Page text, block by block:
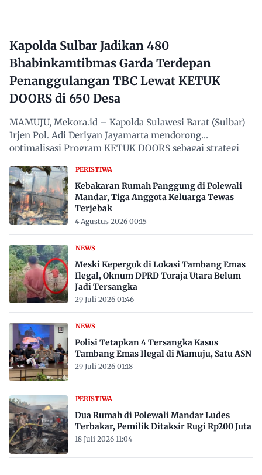
Kapolda Sulbar Jadikan 480
Bhabinkamtibmas Garda Terdepan
Penanggulangan TBC Lewat KETUK
DOORS di 650 Desa
MAMUJU, Mekora.id – Kapolda Sulawesi Barat (Sulbar)
Irjen Pol. Adi Deriyan Jayamarta mendorong
optimalisasi Program KETUK DOORS sebagai strategi
PERISTIWA
Kebakaran Rumah Panggung di Polewali
Mandar, Tiga Anggota Keluarga Tewas
Terjebak
4 Agustus 2026 00:15
NEWS
Meski Kepergok di Lokasi Tambang Emas
Ilegal, Oknum DPRD Toraja Utara Belum
Jadi Tersangka
29 Juli 2026 01:46
NEWS
Polisi Tetapkan 4 Tersangka Kasus
Tambang Emas Ilegal di Mamuju, Satu ASN
29 Juli 2026 01:18
PERISTIWA
Dua Rumah di Polewali Mandar Ludes
Terbakar, Pemilik Ditaksir Rugi Rp200 Juta
18 Juli 2026 11:04